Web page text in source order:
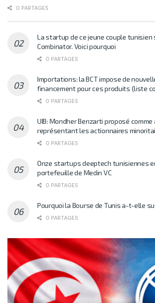
0 PARTAGES
La startup de ce jeune couple tunisien
Combinator. Voici pourquoi
0 PARTAGES
Importations: la BCT impose de
financement pour ces produits (liste
0 PARTAGES
UIB: Mondher Benzarti proposé
représentant les actionnaires
0 PARTAGES
Onze startups deeptech tunisiennes
portefeuille de Medin VC
0 PARTAGES
Pourquoi la Bourse de Tunis a-t-elle
0 PARTAGES